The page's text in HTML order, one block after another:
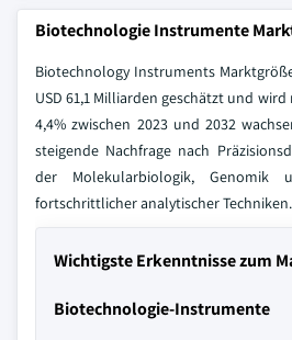
Biotechnologie Instrumente
Biotechnology Instruments
USD 61,1 Milliarden geschätzt und
4,4% zwischen 2023 und 2032
steigende Nachfrage nach
der Molekularbiologik, Genomik
fortschrittlicher analytischer Techniken.
Wichtigste Erkenntnisse zum
Biotechnologie-Instrumente